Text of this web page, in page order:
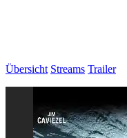
Übersicht Streams Trailer